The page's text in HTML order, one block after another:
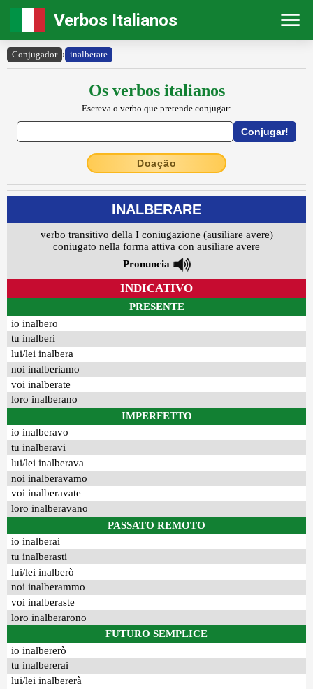
Verbos Italianos
Conjugador › inalberare
Os verbos italianos
Escreva o verbo que pretende conjugar:
Doação
INALBERARE
verbo transitivo della I coniugazione (ausiliare avere)
coniugato nella forma attiva con ausiliare avere
Pronuncia
INDICATIVO
PRESENTE
io inalbero
tu inalberi
lui/lei inalbera
noi inalberiamo
voi inalberate
loro inalberano
IMPERFETTO
io inalberavo
tu inalberavi
lui/lei inalberava
noi inalberavamo
voi inalberavate
loro inalberavano
PASSATO REMOTO
io inalberai
tu inalberasti
lui/lei inalberò
noi inalberammo
voi inalberaste
loro inalberarono
FUTURO SEMPLICE
io inalbererò
tu inalbererai
lui/lei inalbererà